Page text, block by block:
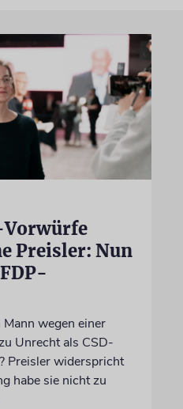
Preisler: Nun
wegen einer
Unrecht als CSD-
Preisler widerspricht
habe sie nicht zu